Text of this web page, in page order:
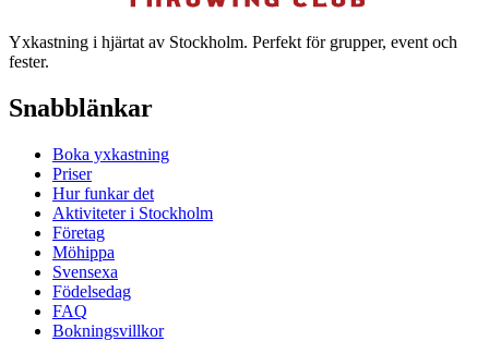
Yxkastning i hjärtat av Stockholm. Perfekt för grupper, event och
fester.
Snabblänkar
Boka yxkastning
Priser
Hur funkar det
Aktiviteter i Stockholm
Företag
Möhippa
Svensexa
Födelsedag
FAQ
Bokningsvillkor